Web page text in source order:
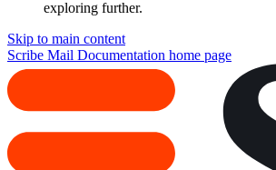
exploring further.
Skip to main content
Scribe Mail Documentation home page